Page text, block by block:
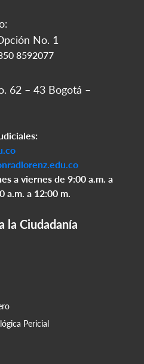
No. 1
8592077
62 – 43 Bogotá –
a viernes de 9:00 a.m. a
a.m. a 12:00 m.
la Ciudadanía
Pericial